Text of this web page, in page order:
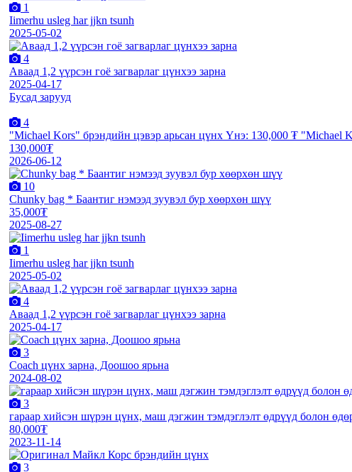
1
Iimerhu usleg har jjkn tsunh
2025-05-02
4
Аваад 1,2 үүрсэн гоё загварлаг цүнхээ зарна
2025-04-17
Бусад зарууд
4
"Michael Kors" брэндийн цэвэр арьсан цүнх Үнэ: 130,000 ₮ "Michael
130,000₮
2026-06-12
10
Chunky bag * Баантиг нэмээд зуувэл бур хөөрхөн шүү
35,000₮
2025-08-27
1
Iimerhu usleg har jjkn tsunh
2025-05-02
4
Аваад 1,2 үүрсэн гоё загварлаг цүнхээ зарна
2025-04-17
3
Coach цүнх зарна, Доошоо ярьна
2024-08-02
3
гараар хийсэн шүрэн цүнх, маш дэгжин тэмдэглэлт өдрүүд болон
80,000₮
2023-11-14
3